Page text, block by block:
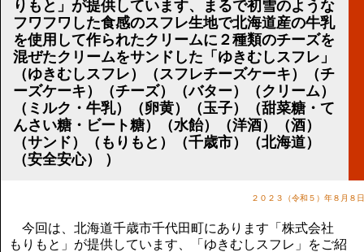
顧問契約について
講演のご案内
気をつけたい法律のポイント
武田正男の独り言
りもと」が提供しています、まるで初雪のような
フワフワした食感のスフレ生地で北海道産の牛乳
を使用して作られたクリームに２種類のチーズを
混ぜたクリームをサンドした「ゆきむしスフレ」
（ゆきむしスフレ）（スフレチーズケーキ）（チ
ーズケーキ）（チーズ）（バター）（クリーム）
（ミルク・牛乳）（卵黄）（玉子）（甜菜糖・て
んさい糖・ビート糖）（水飴）（洋酒）（酒）
（サンド）（もりもと）（千歳市）（北海道）
（安全安心） ）
２０２３（令和５）年８月８日
今回は、北海道千歳市千代田町にあります「株式会社
もりもと」が提供しています、「ゆきむしスフレ」をご紹